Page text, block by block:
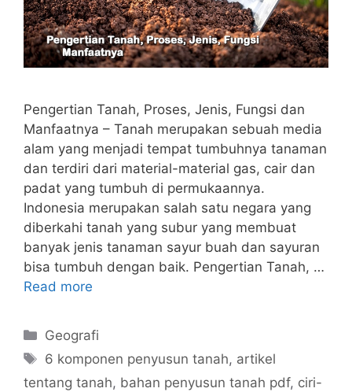
Pengertian Tanah, Proses, Jenis, Fungsi dan
Manfaatnya – Tanah merupakan sebuah media
alam yang menjadi tempat tumbuhnya tanaman
dan terdiri dari material-material gas, cair dan
padat yang tumbuh di permukaannya.
Indonesia merupakan salah satu negara yang
diberkahi tanah yang subur yang membuat
banyak jenis tanaman sayur buah dan sayuran
bisa tumbuh dengan baik. Pengertian Tanah, …
Read more
Categories
Geografi
Tags
6 komponen penyusun tanah, artikel
tentang tanah, bahan penyusun tanah pdf, ciri-